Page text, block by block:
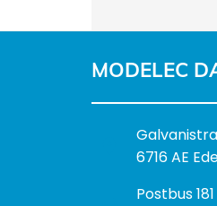
MODELEC
B
e
o
6716 AE
P
Postbus 181